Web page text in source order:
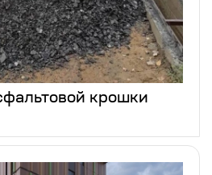
крошки